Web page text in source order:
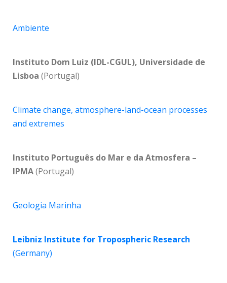
Ambiente
Instituto Dom Luiz (IDL-CGUL), Universidade de
Lisboa (Portugal)
Climate change, atmosphere-land-ocean processes
and extremes
Instituto Português do Mar e da Atmosfera –
IPMA(Portugal)
Geologia Marinha
Leibniz Institute for Tropospheric Research
(Germany)